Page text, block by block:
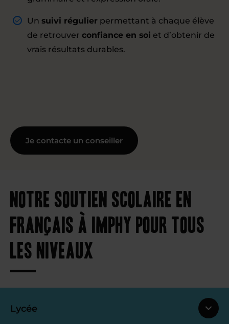
Un suivi régulier permettant à chaque élève
de retrouver confiance en soi et d’obtenir de
vrais résultats durables.
Je contacte un conseiller
Notre soutien scolaire en
français à Imphy pour tous
les niveaux
Lycée